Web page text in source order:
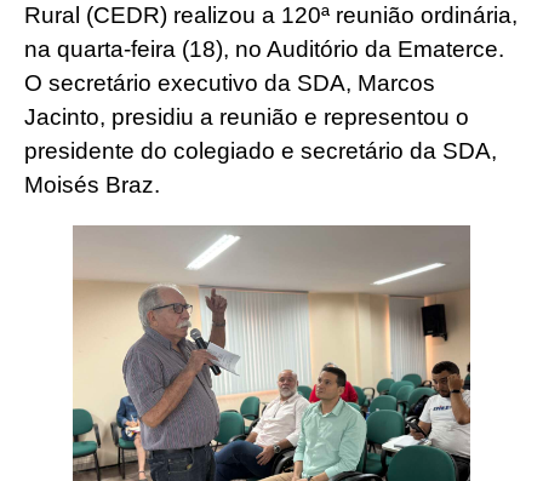
Rural (CEDR) realizou a 120ª reunião ordinária,
na quarta-feira (18), no Auditório da Ematerce.
O secretário executivo da SDA, Marcos
Jacinto, presidiu a reunião e representou o
presidente do colegiado e secretário da SDA,
Moisés Braz.